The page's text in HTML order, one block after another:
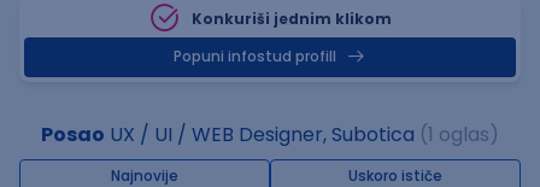
Konkuriši jednim klikom
Popuni infostud profill
Posao UX / UI / WEB Designer, Subotica (1 oglas)
Najnovije Uskoro ističe